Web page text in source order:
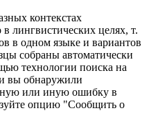
контекстах
лингвистических целях, т.
в одном языке и вариантов
собраны автоматически
технологии поиска на
вы обнаружили
или иную ошибку в
опцию "Сообщить о